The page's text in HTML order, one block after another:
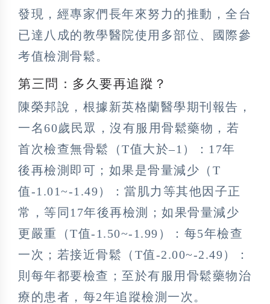
發現，經專家們長年來努力的推動，全台
已達八成的教學醫院使用多部位、國際參
考值檢測骨鬆。
第三問：多久要再追蹤？
陳榮邦說，根據新英格蘭醫學期刊報告，
一名60歲民眾，沒有服用骨鬆藥物，若
首次檢查無骨鬆（T值大於–1）：17年
後再檢測即可；如果是骨量減少（T
值-1.01~-1.49）：當肌力等其他因子正
常，等同17年後再檢測；如果骨量減少
更嚴重（T值-1.50~-1.99）：每5年檢查
一次；若接近骨鬆（T值-2.00~-2.49）：
則每年都要檢查；至於有服用骨鬆藥物治
療的患者，每2年追蹤檢測一次。